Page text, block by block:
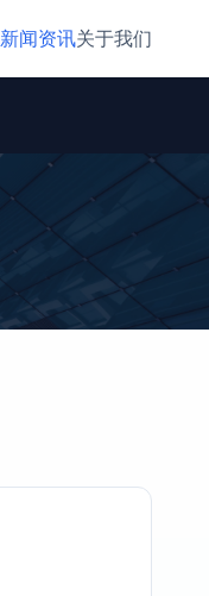
新闻资讯关于我们